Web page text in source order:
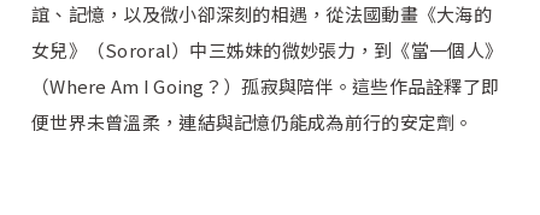
誼、記憶，以及微小卻深刻的相遇，從法國動畫《大海的
女兒》（Sororal）中三姊妹的微妙張力，到《當一個人》
（Where Am I Going？）孤寂與陪伴。這些作品詮釋了即
便世界未曾溫柔，連結與記憶仍能成為前行的安定劑。